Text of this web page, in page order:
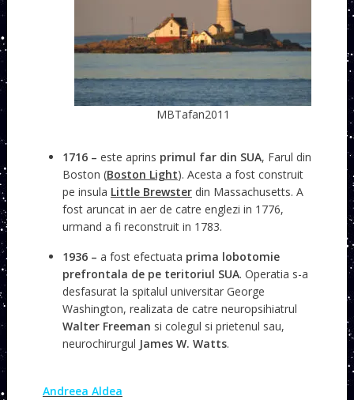
MBTafan2011
1716 – este aprins primul far din SUA, Farul din
Boston (Boston Light). Acesta a fost construit
pe insula Little Brewsterdin Massachusetts. A
fost aruncat in aer de catre englezi in 1776,
urmand a fi reconstruit in 1783.
1936 – a fost efectuata prima lobotomie
prefrontala de pe teritoriul SUA. Operatia s-a
desfasurat la spitalul universitar George
Washington, realizata de catre neuropsihiatrul
Walter Freeman si colegul si prietenul sau,
neurochirurgul James W. Watts.
Andreea Aldea